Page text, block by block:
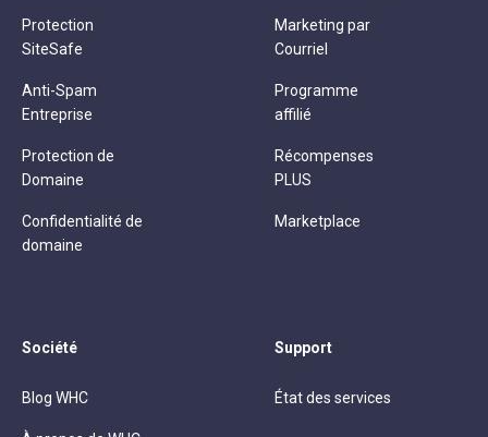
Protection
SiteSafe
Anti-Spam
Entreprise
Protection de
Domaine
Confidentialité de
domaine
Marketing par
Courriel
Programme
affilié
Récompenses
PLUS
Marketplace
Société
Blog WHC
Support
État des services